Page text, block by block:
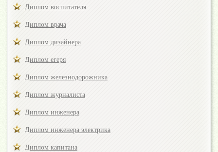
Диплом воспитателя
Диплом врача
Диплом дизайнера
Диплом егеря
Диплом железнодорожника
Диплом журналиста
Диплом инженера
Диплом инженера электрика
Диплом капитана